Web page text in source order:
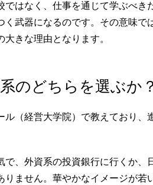
ではなく、仕事を通じて学ぶべき
く武器になるのです。その意味で
きな理由となります。
のどちらを選ぶか？
（経営大学院）で教えており、
、外資系の投資銀行に行くか、
りません。華やかなイメージが若